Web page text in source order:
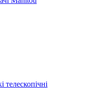
телескопічні